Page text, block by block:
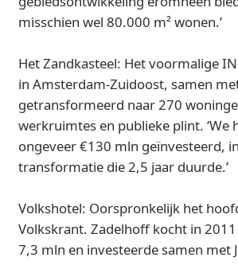
misschien wel 80.000 m² wonen.’
Het Zandkasteel: Het voormalige
in Amsterdam-Zuidoost, samen
getransformeerd naar 270
werkruimtes en publieke plint. ‘We
ongeveer €130 mln geïnvesteerd,
transformatie die 2,5 jaar duurde.’
Volkshotel: Oorspronkelijk het
Volkskrant. Zadelhoff kocht in
7,3 mln en investeerde samen met